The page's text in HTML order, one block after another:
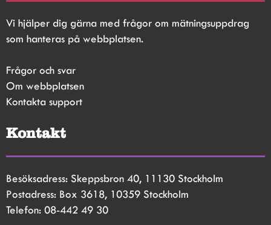
Vi hjälper dig gärna med frågor om mätningsuppdrag
som hanteras på webbplatsen.
Frågor och svar
Om webbplatsen
Kontakta support
Kontakt
Besöksadress: Skeppsbron 40, 11130 Stockholm
Postadress: Box 3618, 10359 Stockholm
Telefon: 08-442 49 30